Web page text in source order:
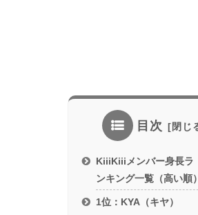
目次
KiiiKiiiメンバー身長ラ
ンキング一覧（高い順）
1位：KYA（キヤ）